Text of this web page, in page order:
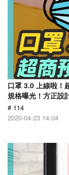
口罩 3.0 上線啦！
規格曝光！方正設
# 114
2020-04-23 14:04